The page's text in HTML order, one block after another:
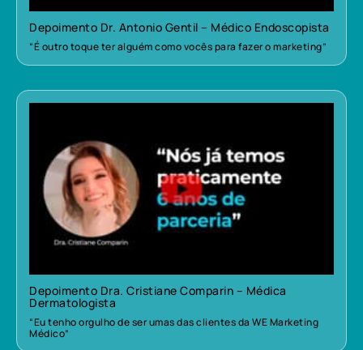
Depoimento Dr. Antonio Gentil – Médico Endoscopista
“É outro toque ter alguém como vocês para fazer o marketing”
Depoimento Dra. Cristiane Comparin – Médica
Dermatologista
“Eu tenho orgulho de ser umas das clientes da WE Marketing
Médico”